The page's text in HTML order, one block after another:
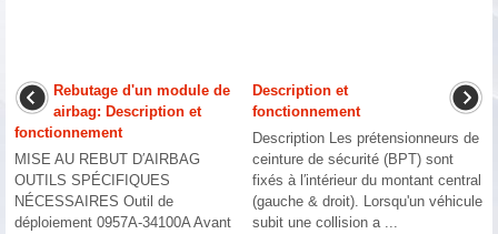
Rebutage d'un module de
airbag: Description et
fonctionnement
MISE AU REBUT D′AIRBAG
OUTILS SPÉCIFIQUES
NÉCESSAIRES Outil de
déploiement 0957A-34100A Avant
Description et
fonctionnement
Description Les prétensionneurs de
ceinture de sécurité (BPT) sont
fixés à l′intérieur du montant central
(gauche & droit). Lorsqu'un véhicule
subit une collision a ...